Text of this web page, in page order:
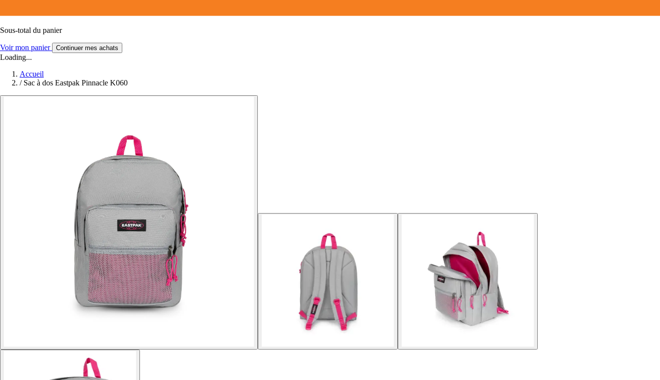
Sous-total du panier
Voir mon panier Continuer mes achats
Loading...
Accueil
/ Sac à dos Eastpak Pinnacle K060